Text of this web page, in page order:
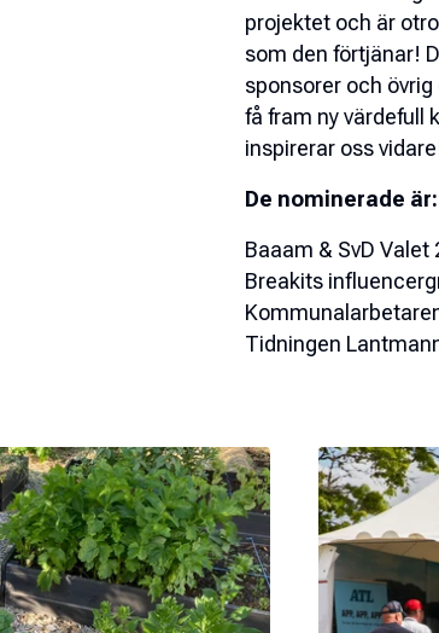
projektet och är
som den förtjänar!
sponsorer och
få fram ny värdefull
inspirerar oss
De nominerade är:
Baaam & SvD Valet
Breakits
Tidningen